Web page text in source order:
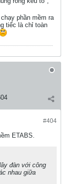
phần mềm ra
tiếc là chỉ toàn
#404
ETABS.
đàn với công
nhau giữa